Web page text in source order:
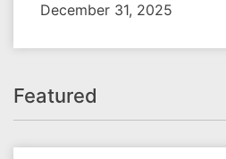
December 31, 2025
Featured